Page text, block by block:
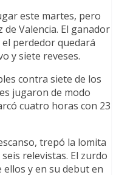
este martes, pero
Valencia. El ganador
perdedor quedará
y siete reveses.
contra siete de los
jugaron de modo
cuatro horas con 23
trepó la lomita
relevistas. El zurdo
y en su debut en